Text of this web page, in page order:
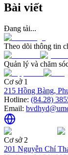
Bài viết
Đang tải...
Theo dõi thông tin
Quản lý và chăm
Cơ sở 1
215 Hồng Bàng,
Hotline: (84.28)
Email:
Cơ sở 2
201 Nguyễn Chí